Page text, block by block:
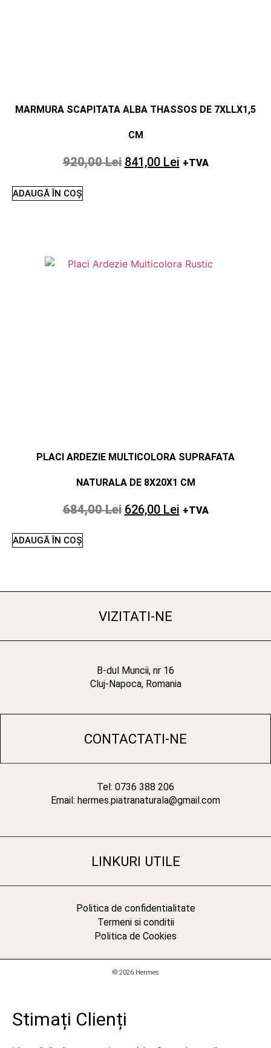
MARMURA SCAPITATA ALBA THASSOS DE 7XLLX1,5
CM
920,00Lei 841,00 Lei +TVA
ADAUGĂ ÎN COȘ
PLACI ARDEZIE MULTICOLORA SUPRAFATA
NATURALA DE 8X20X1 CM
684,00Lei 626,00 Lei +TVA
ADAUGĂ ÎN COȘ
VIZITATI-NE
B-dul Muncii, nr 16
Cluj-Napoca, Romania
CONTACTATI-NE
Tel: 0736 388 206
Email: hermes.piatranaturala@gmail.com
LINKURI UTILE
Politica de confidentialitate
Termeni si conditii
Politica de Cookies
© 2026 Hermes
Stimați Clienți